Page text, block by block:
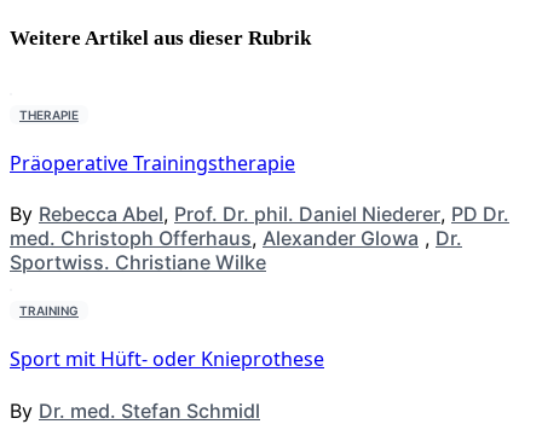
Weitere Artikel aus dieser Rubrik
THERAPIE
Präoperative Trainingstherapie
By Rebecca Abel, Prof. Dr. phil. Daniel Niederer, PD Dr.
med. Christoph Offerhaus, Alexander Glowa , Dr.
Sportwiss. Christiane Wilke
TRAINING
Sport mit Hüft- oder Knieprothese
By Dr. med. Stefan Schmidl